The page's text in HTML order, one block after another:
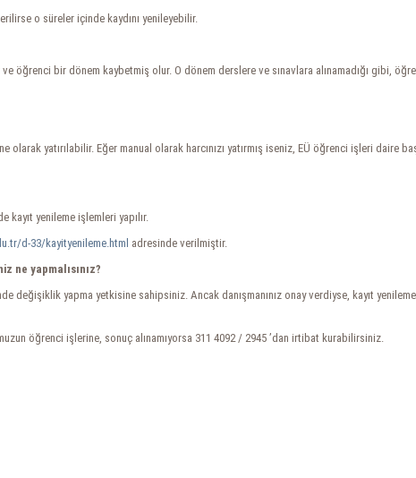
o süreler içinde kaydını yenileyebilir.
öğrenci bir dönem kaybetmiş olur. O dönem derslere ve sınavlara alınamadığı gibi,
olarak yatırılabilir. Eğer manual olarak harcınızı yatırmış iseniz, EÜ öğrenci işleri daire
kayıt yenileme işlemleri yapılır.
d-33/kayityenileme.html adresinde verilmiştir.
ne yapmalısınız?
değişiklik yapma yetkisine sahipsiniz. Ancak danışmanınız onay verdiyse, kayıt
öğrenci işlerine, sonuç alınamıyorsa 311 4092 / 2945 ’dan irtibat kurabilirsiniz.